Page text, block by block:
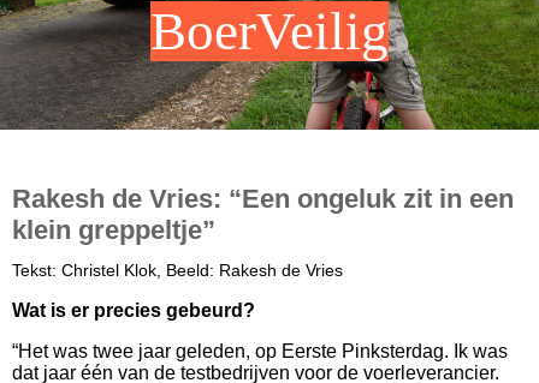
BoerVeilig
Rakesh de Vries: “Een ongeluk zit in een
klein greppeltje”
Tekst: Christel Klok, Beeld: Rakesh de Vries
Wat is er precies gebeurd?
“Het was twee jaar geleden, op Eerste Pinksterdag. Ik was
dat jaar één van de testbedrijven voor de voerleverancier.